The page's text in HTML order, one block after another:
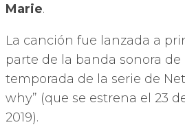
Marie.
La canción fue lanzada a
parte de la banda sonora de
temporada de la serie de
why” (que se estrena el 23
2019).